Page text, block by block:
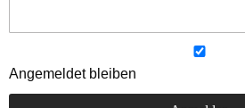
Angemeldet bleiben